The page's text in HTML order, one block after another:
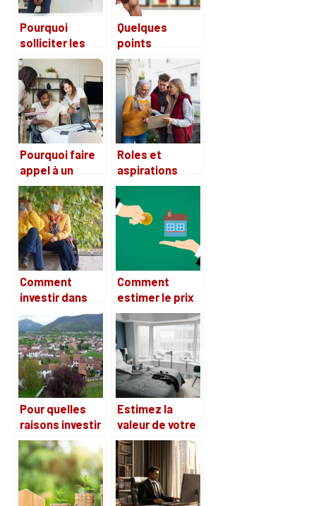
Pourquoi
solliciter les
services d’un
architecte ?
Quelques
points
essentiels
concernant les
sites web
immobiliers
Pourquoi faire
appel à un
cabinet
spécialisé pour
investir dans
les SCPI ?
Roles et
aspirations
d’une
association de
defense des
locataires : que
retenir ?
Comment
investir dans
une maison de
retraite
Comment
estimer le prix
de vente de
votre maison ?
Pour quelles
raisons investir
dans
l’immobilier à
Collioure ?
Estimez la
valeur de votre
appartement a
La Rochelle : un
guide